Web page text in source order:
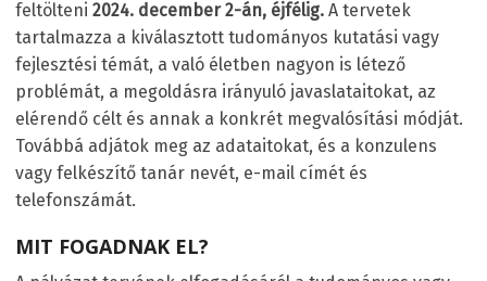
feltölteni 2024. december 2-án, éjfélig. A tervetek
tartalmazza a kiválasztott tudományos kutatási vagy
fejlesztési témát, a való életben nagyon is létező
problémát, a megoldásra irányuló javaslataitokat, az
elérendő célt és annak a konkrét megvalósítási módját.
Továbbá adjátok meg az adataitokat, és a konzulens
vagy felkészítő tanár nevét, e-mail címét és
telefonszámát.
MIT FOGADNAK EL?